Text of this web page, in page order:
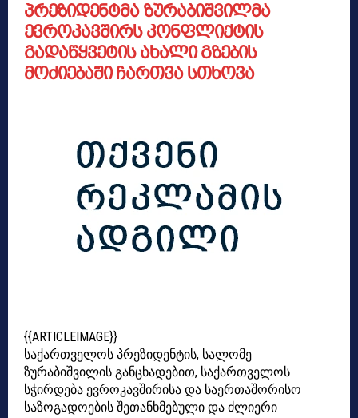
პრეზიდენტმა ზურაბიშვილმა
ევროკავშირს კონფლიქტის
გადაწყვეტის ახალი გზების
მოძიებაში ჩართვა სთხოვა
{{ARTICLEIMAGE}}
საქართველოს პრეზიდენტის, სალომე
ზურაბიშვილის განცხადებით, საქართველოს
სჭირდება ევროკავშირისა და საერთაშორისო
საზოგადოების შეთანხმებული და ძლიერი